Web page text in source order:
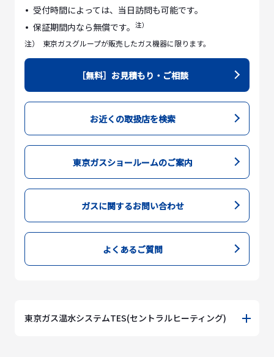
受付時間によっては、当日訪問も可能です。
保証期間内なら無償です。 注）
注） 東京ガスグループが販売したガス機器に限ります。
［無料］お見積もり・ご相談
お近くの取扱店を検索
東京ガスショールームのご案内
ガスに関するお問い合わせ
よくあるご質問
東京ガス温水システムTES(セントラルヒーティング)